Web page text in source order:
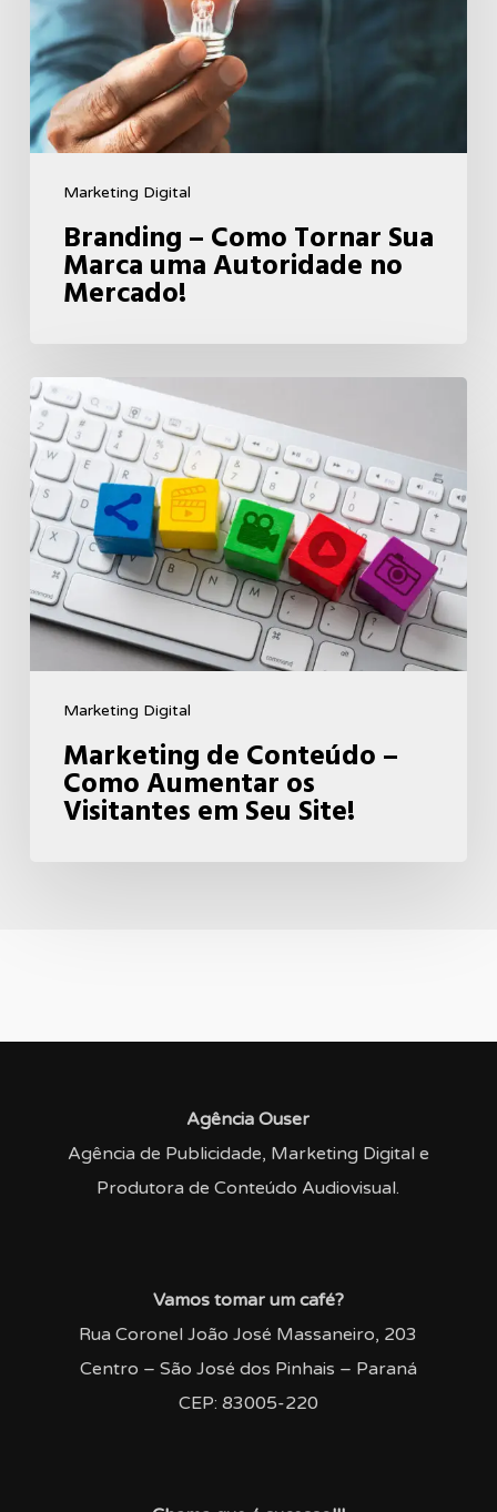
Marketing Digital
Sua
Marca
uma
Autoridade
no
Mercado!
Branding – Como Tornar Sua
Marca uma Autoridade no
Mercado!
Marketing Digital
Marketing
de
Conteúdo
–
Como
Aumentar
os
Visitantes
em
Marketing de Conteúdo –
Como Aumentar os
Visitantes em Seu Site!
Agência Ouser
Agência de Publicidade, Marketing Digital e
Produtora de Conteúdo Audiovisual.
Vamos tomar um café?
Rua Coronel João José Massaneiro, 203
Centro – São José dos Pinhais – Paraná
CEP: 83005-220